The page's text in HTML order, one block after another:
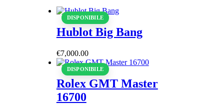
DISPONIBILE
Hublot Big Bang
€7,000.00
DISPONIBILE
Rolex GMT Master
16700